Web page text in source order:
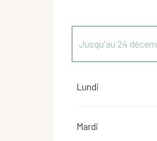
Jusqu'au 24
Lundi
Mardi